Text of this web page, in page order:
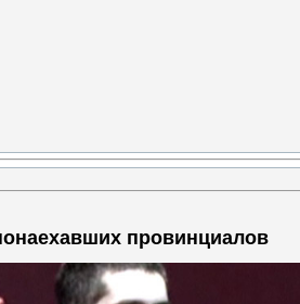
провинциалов